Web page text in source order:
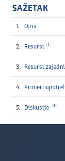
SAŽETAK
Opis
Resursi 1
Resursi
Primeri
Diskusije 0